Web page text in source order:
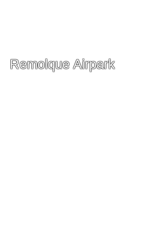
Remolque Airpark